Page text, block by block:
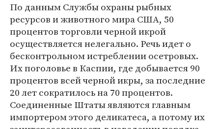
По данным Службы охраны рыбных
ресурсов и животного мира США, 50
процентов торговли черной икрой
осуществляется нелегально. Речь идет о
бесконтрольном истреблении осетровых.
Их поголовье в Каспии, где добывается 90
процентов всей черной икры, за последние
20 лет сократилось на 70 процентов.
Соединенные Штаты являются главным
импортером этого деликатеса, а потому их